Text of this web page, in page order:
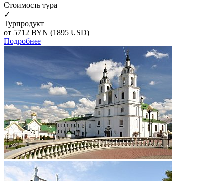
Cтоимость тура
✓
Турпродукт
от 5712 BYN (1895 USD)
Подробнее